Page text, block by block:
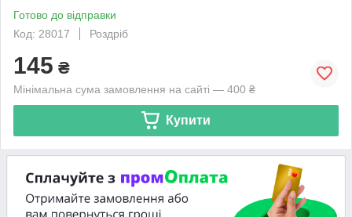
Готово до відправки
Код: 28017
Роздріб
145 ₴
Мінімальна сума замовлення на сайті — 400 ₴
Купити